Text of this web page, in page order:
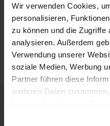
Wir verwenden Cookies,
personalisieren,
zu können und die Zugriffe
analysieren. Außerdem
Verwendung unserer
soziale Medien, Werbung
Partner führen diese
weiteren Daten
lose Ware
Die aktuelle
können Sie jederzeit